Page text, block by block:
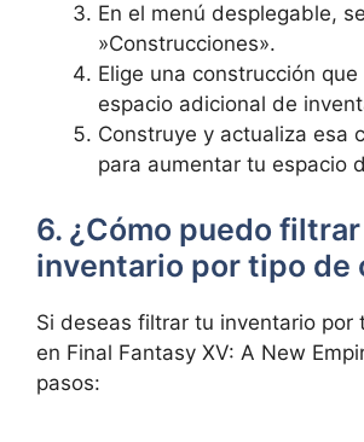
En ‌el menú desplegable,
⁣»Construcciones».
Elige una construcción
espacio adicional de
Construye y actualiza esa
para aumentar tu espacio
6. ¿Cómo puedo
inventario​ por tipo ‌de
Si deseas filtrar tu⁤ inventario por
en Final Fantasy XV: A ​New
pasos: